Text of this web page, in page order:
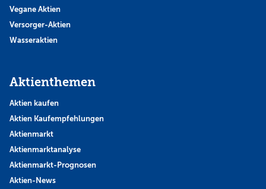
Vegane Aktien
Versorger-Aktien
Wasseraktien
Aktienthemen
Aktien kaufen
Aktien Kaufempfehlungen
Aktienmarkt
Aktienmarktanalyse
Aktienmarkt-Prognosen
Aktien-News